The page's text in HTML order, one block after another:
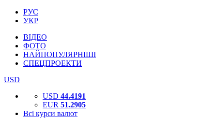
РУС
УКР
ВІДЕО
ФОТО
НАЙПОПУЛЯРНІШІ
СПЕЦПРОЕКТИ
USD
USD 44.4191
EUR 51.2905
Всі курси валют